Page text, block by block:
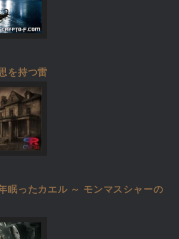
を持つ雷
眠ったカエル ～ モンマスシャーの